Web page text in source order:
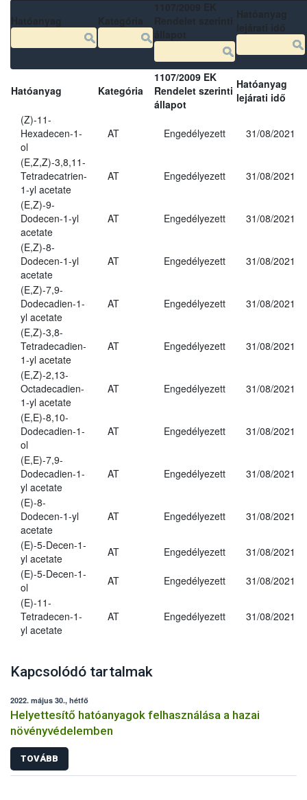
Hatóanyag Kategória
1107/2009 EK
Rendelet szerinti
állapot
Hatóanyag
lejárati idő
(Z)-11-
Hexadecen-1-
ol
AT Engedélyezett 31/08/2021
(E,Z,Z)-3,8,11-
Tetradecatrien-
1-yl acetate
AT Engedélyezett 31/08/2021
(E,Z)-9-
Dodecen-1-yl
acetate
AT Engedélyezett 31/08/2021
(E,Z)-8-
Dodecen-1-yl
acetate
AT Engedélyezett 31/08/2021
(E,Z)-7,9-
Dodecadien-1-
yl acetate
AT Engedélyezett 31/08/2021
(E,Z)-3,8-
Tetradecadien-
1-yl acetate
AT Engedélyezett 31/08/2021
(E,Z)-2,13-
Octadecadien-
1-yl acetate
AT Engedélyezett 31/08/2021
(E,E)-8,10-
Dodecadien-1-
ol
AT Engedélyezett 31/08/2021
(E,E)-7,9-
Dodecadien-1-
yl acetate
AT Engedélyezett 31/08/2021
(E)-8-
Dodecen-1-yl
acetate
AT Engedélyezett 31/08/2021
(E)-5-Decen-1-
yl acetate
AT Engedélyezett
31/08/2021
(E)-5-Decen-1-
ol
AT Engedélyezett
31/08/2021
(E)-11-
Tetradecen-1-
yl acetate
AT Engedélyezett 31/08/2021
Kapcsolódó tartalmak
2022. május 30., hétfő
Helyettesítő hatóanyagok felhasználása a hazai
növényvédelemben
TOVÁBB